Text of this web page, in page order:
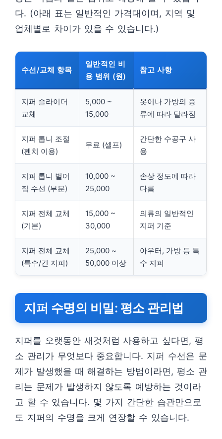
다. (아래 표는 일반적인 가격대이며, 지역 및
업체별로 차이가 있을 수 있습니다.)
수선/교체 항목
일반적인 비
용 범위 (원)
참고 사항
지퍼 슬라이더
교체
5,000 ~
15,000
옷이나 가방의 종
류에 따라 달라짐
지퍼 톱니 조절
(펜치 이용)
무료 (셀프)
간단한 수공구 사
용
지퍼 톱니 벌어
짐 수선 (부분)
10,000 ~
25,000
손상 정도에 따라
다름
지퍼 전체 교체
(기본)
15,000 ~
30,000
의류의 일반적인
지퍼 기준
지퍼 전체 교체
(특수/긴 지퍼)
25,000 ~
50,000 이상
아우터, 가방 등 특
수 지퍼
지퍼 수명의 비밀: 평소 관리법
지퍼를 오랫동안 새것처럼 사용하고 싶다면, 평
소 관리가 무엇보다 중요합니다. 지퍼 수선은 문
제가 발생했을 때 해결하는 방법이라면, 평소 관
리는 문제가 발생하지 않도록 예방하는 것이라
고 할 수 있습니다. 몇 가지 간단한 습관만으로
도 지퍼의 수명을 크게 연장할 수 있습니다.